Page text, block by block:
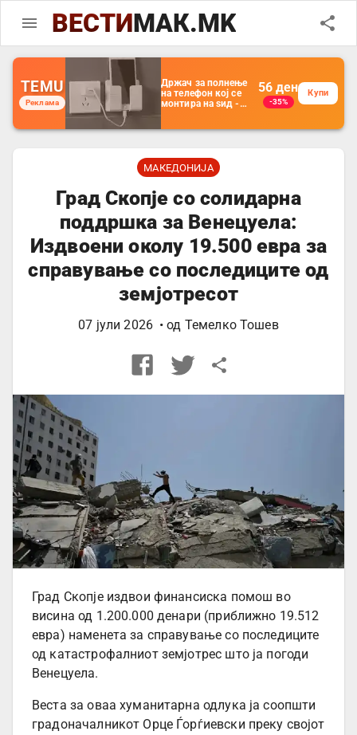
ВЕСТИМАК.MK
TEMU
Реклама
Држач за полнење
на телефон кој се
монтира на ѕид -
организатор за
далечински
управувач
56 ден
-35%
Купи
МАКЕДОНИЈА
Град Скопје со солидарна
поддршка за Венецуела:
Издвоени околу 19.500 евра за
справување со последиците од
земјотресот
07 јули 2026 • од Темелко Тошев
Град Скопје издвои финансиска помош во
висина од 1.200.000 денари (приближно 19.512
евра) наменета за справување со последиците
од катастрофалниот земјотрес што ја погоди
Венецуела.
Веста за оваа хуманитарна одлука ја соопшти
градоначалникот Орце Ѓорѓиевски преку својот